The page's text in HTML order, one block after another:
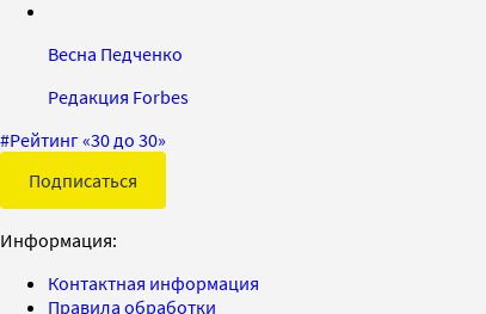
Весна Педченко
Редакция Forbes
#Рейтинг «30 до 30»
Подписаться
Информация:
Контактная информация
Правила обработки